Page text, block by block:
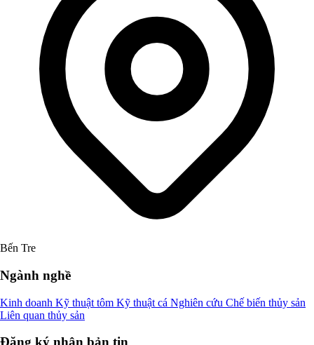
Bến Tre
Ngành nghề
Kinh doanh Kỹ thuật tôm Kỹ thuật cá Nghiên cứu Chế biến thủy sản
Liên quan thủy sản
Đăng ký nhận bản tin